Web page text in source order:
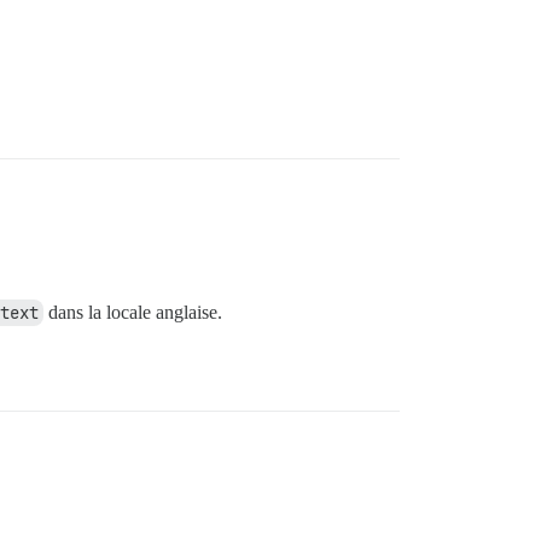
dans la locale anglaise.